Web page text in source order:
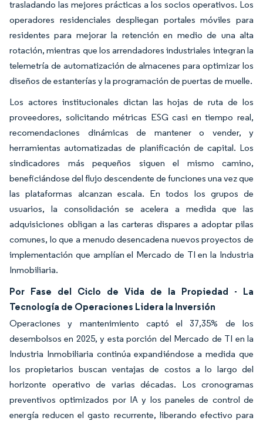
trasladando las mejores prácticas a los socios operativos. Los
operadores residenciales despliegan portales móviles para
residentes para mejorar la retención en medio de una alta
rotación, mientras que los arrendadores industriales integran la
telemetría de automatización de almacenes para optimizar los
diseños de estanterías y la programación de puertas de muelle.
Los actores institucionales dictan las hojas de ruta de los
proveedores, solicitando métricas ESG casi en tiempo real,
recomendaciones dinámicas de mantener o vender, y
herramientas automatizadas de planificación de capital. Los
sindicadores más pequeños siguen el mismo camino,
beneficiándose del flujo descendente de funciones una vez que
las plataformas alcanzan escala. En todos los grupos de
usuarios, la consolidación se acelera a medida que las
adquisiciones obligan a las carteras dispares a adoptar pilas
comunes, lo que a menudo desencadena nuevos proyectos de
implementación que amplían el Mercado de TI en la Industria
Inmobiliaria.
Por Fase del Ciclo de Vida de la Propiedad - La
Tecnología de Operaciones Lidera la Inversión
Operaciones y mantenimiento captó el 37,35% de los
desembolsos en 2025, y esta porción del Mercado de TI en la
Industria Inmobiliaria continúa expandiéndose a medida que
los propietarios buscan ventajas de costos a lo largo del
horizonte operativo de varias décadas. Los cronogramas
preventivos optimizados por IA y los paneles de control de
energía reducen el gasto recurrente, liberando efectivo para